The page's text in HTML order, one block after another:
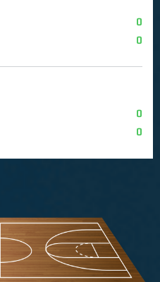
0
0
0
0